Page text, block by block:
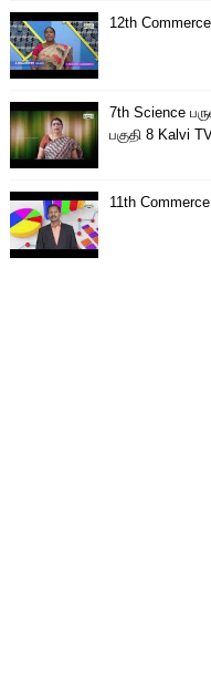
12th
7th Science
பகுதி 8 Kalvi
11th